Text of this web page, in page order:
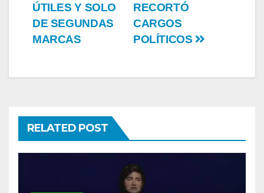
RECORTÓ
CARGOS
POLÍTICOS
ÚTILES Y SOLO
DE SEGUNDAS
MARCAS
RELATED POST